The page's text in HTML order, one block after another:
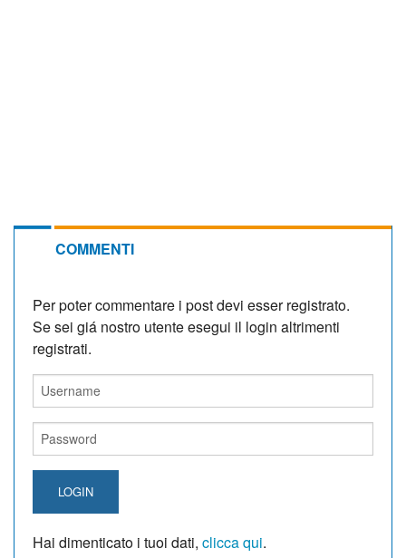
COMMENTI
Per poter commentare i post devi esser registrato.
Se sei giá nostro utente esegui il login altrimenti
registrati.
LOGIN
Hai dimenticato i tuoi dati, clicca qui.